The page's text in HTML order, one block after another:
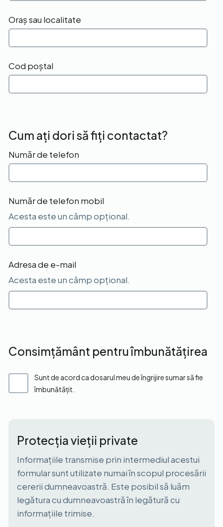
Oraș sau localitate
Cod poștal
Cum ați dori să fiți contactat?
Număr de telefon
Număr de telefon mobil
Acesta este un câmp opțional.
Adresa de e-mail
Acesta este un câmp opțional.
Consimțământ pentru îmbunătățirea
Sunt de acord ca dosarul meu de îngrijire sumar să fie
îmbunătățit.
Protecția vieții private
Informațiile transmise prin intermediul acestui
formular sunt utilizate numai în scopul procesării
cererii dumneavoastră. Este posibil să luăm
legătura cu dumneavoastră în legătură cu
informațiile trimise.